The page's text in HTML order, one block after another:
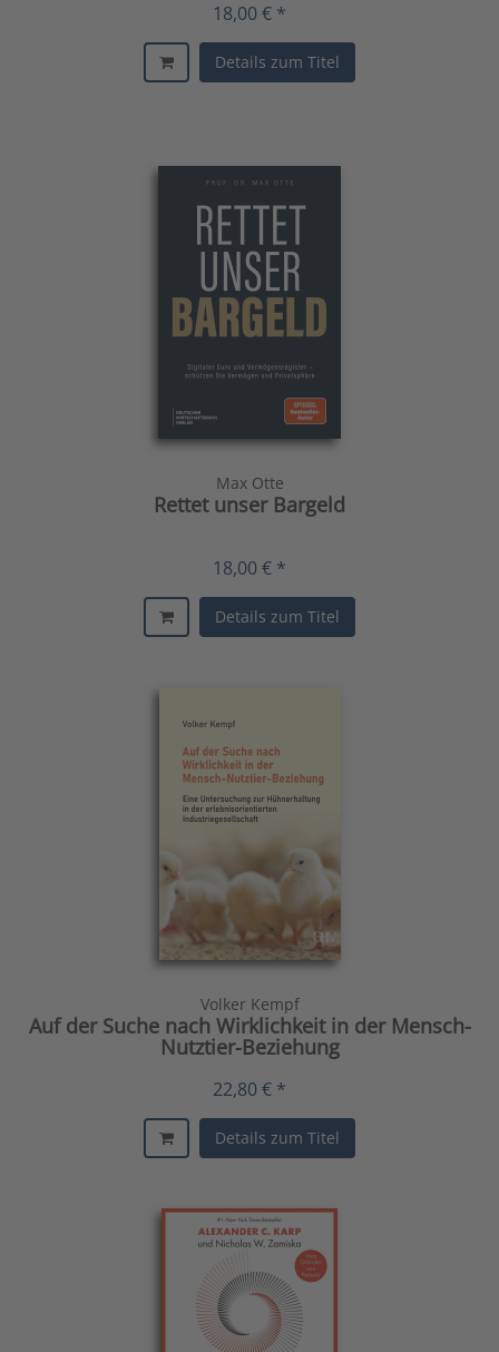
18,00 € *
Details zum Titel
Max Otte
Rettet unser Bargeld
18,00 € *
Details zum Titel
Volker Kempf
Auf der Suche nach Wirklichkeit in der Mensch-
Nutztier-Beziehung
22,80 € *
Details zum Titel